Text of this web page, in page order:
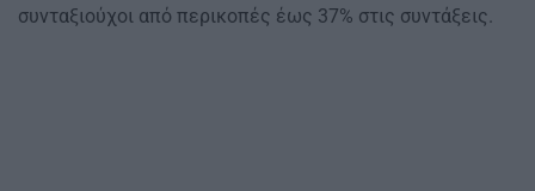
συνταξιούχοι από περικοπές έως 37% στις συντάξεις.